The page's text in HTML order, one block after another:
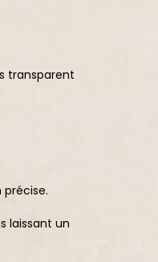
transparent
laissant un